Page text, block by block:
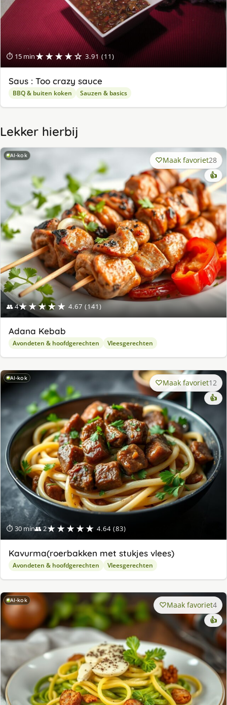
⏱ 15 min★★★★☆ 3.91 (11)
Saus : Too crazy sauce
BBQ & buiten koken Sauzen & basics
Lekker hierbij
AI-kok
👥 4★★★★★ 4.67 (141)
Maak favoriet28
👍
Adana Kebab
Avondeten & hoofdgerechten Vleesgerechten
AI-kok
⏱ 30 min👥 2★★★★★ 4.64 (83)
Maak favoriet12
👍
Kavurma(roerbakken met stukjes vlees)
Avondeten & hoofdgerechten Vleesgerechten
AI-kok Maak favoriet4
👍